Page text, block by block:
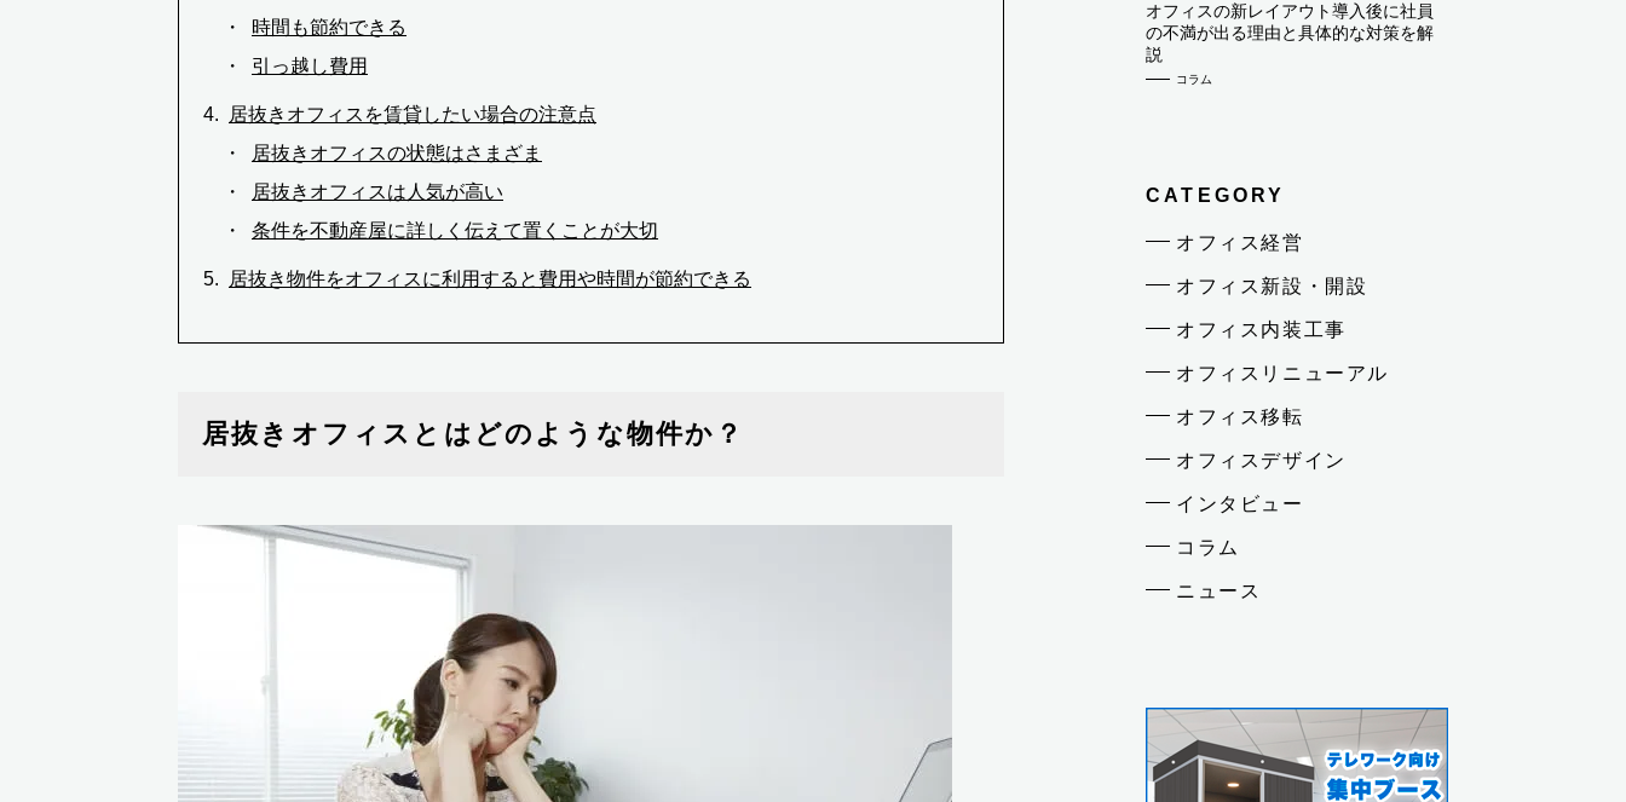
オフィスの新レイアウト導入後に社員
の不満が出る理由と具体的な対策を解
説
コラム
CATEGORY
オフィス経営
オフィス新設・開設
オフィス内装工事
オフィスリニューアル
オフィス移転
オフィスデザイン
インタビュー
コラム
ニュース
時間も節約できる
引っ越し費用
居抜きオフィスを賃貸したい場合の注意点
居抜きオフィスの状態はさまざま
居抜きオフィスは人気が高い
条件を不動産屋に詳しく伝えて置くことが大切
居抜き物件をオフィスに利用すると費用や時間が節約できる
居抜きオフィスとはどのような物件か？